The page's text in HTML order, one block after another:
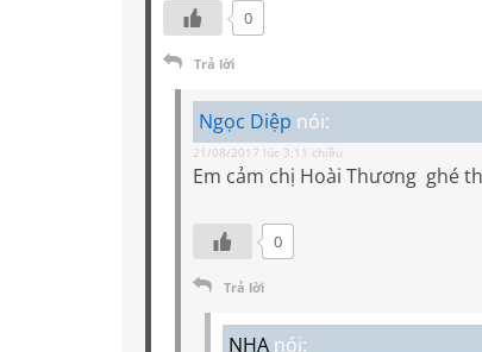
0
Trả lời
Ngọc Diệp nói:
21/08/2017 lúc 3:11 chiều
Em cảm chị Hoài Thương ghé
0
Trả lời
NHA nói: